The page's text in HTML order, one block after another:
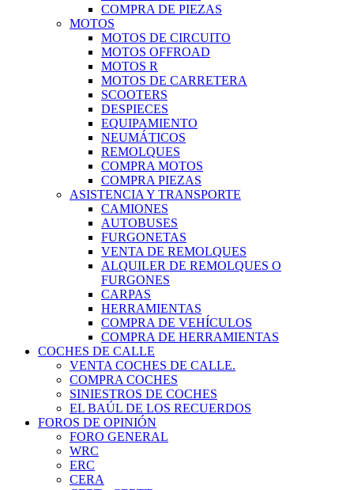
COMPRA DE PIEZAS
MOTOS
MOTOS DE CIRCUITO
MOTOS OFFROAD
MOTOS R
MOTOS DE CARRETERA
SCOOTERS
DESPIECES
EQUIPAMIENTO
NEUMÁTICOS
REMOLQUES
COMPRA MOTOS
COMPRA PIEZAS
ASISTENCIA Y TRANSPORTE
CAMIONES
AUTOBUSES
FURGONETAS
VENTA DE REMOLQUES
ALQUILER DE REMOLQUES O
FURGONES
CARPAS
HERRAMIENTAS
COMPRA DE VEHÍCULOS
COMPRA DE HERRAMIENTAS
COCHES DE CALLE
VENTA COCHES DE CALLE.
COMPRA COCHES
SINIESTROS DE COCHES
EL BAÚL DE LOS RECUERDOS
FOROS DE OPINIÓN
FORO GENERAL
WRC
ERC
CERA